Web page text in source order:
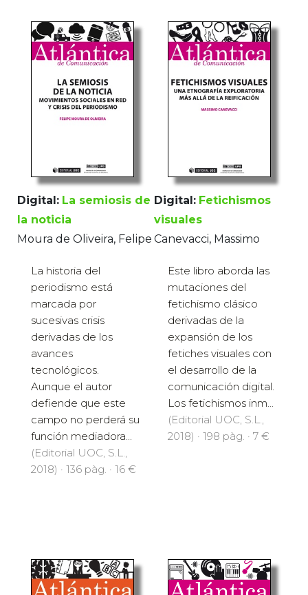
Digital: La semiosis de
la noticia
Moura de Oliveira, Felipe
La historia del
periodismo está
marcada por
sucesivas crisis
derivadas de los
avances
tecnológicos.
Aunque el autor
defiende que este
campo no perderá su
función mediadora...
(Editorial UOC, S.L.,
2018) · 136 pàg. · 16 €
Digital: Fetichismos
visuales
Canevacci, Massimo
Este libro aborda las
mutaciones del
fetichismo clásico
derivadas de la
expansión de los
fetiches visuales con
el desarrollo de la
comunicación digital.
Los fetichismos inm...
(Editorial UOC, S.L.,
2018) · 198 pàg. · 7 €